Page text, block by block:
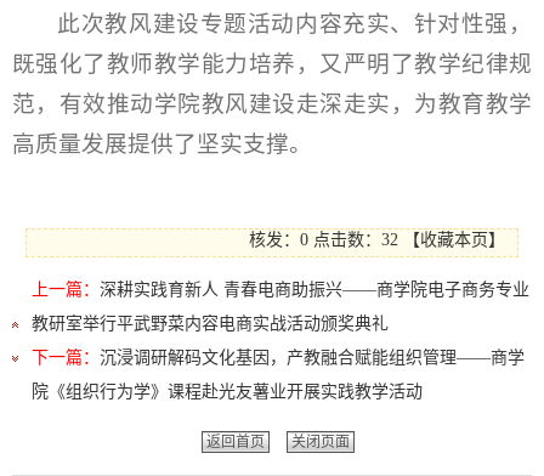
此次教风建设专题活动内容充实、针对性强，
既强化了教师教学能力培养，又严明了教学纪律规
范，有效推动学院教风建设走深走实，为教育教学
高质量发展提供了坚实支撑。
核发：0 点击数：32 【收藏本页 】
上一篇： 深耕实践育新人 青春电商助振兴——商学院电子商务专业
教研室举行平武野菜内容电商实战活动颁奖典礼
下一篇： 沉浸调研解码文化基因，产教融合赋能组织管理——商学
院《组织行为学》课程赴光友薯业开展实践教学活动
返回首页 关闭页面